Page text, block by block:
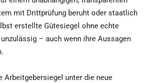
mit Drittprüfung beruht oder staatlich
erstellte Gütesiegel ohne echte
– auch wenn ihre Aussagen
Arbeitgebersiegel unter die neue